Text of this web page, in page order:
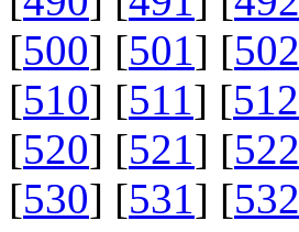
[500] [501] [502
[510] [511] [512
[520] [521] [522
[530] [531] [532